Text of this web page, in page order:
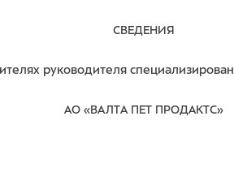
СВЕДЕНИЯ
руководителя
АО «ВАЛТА ПЕТ ПРОДАКТС»